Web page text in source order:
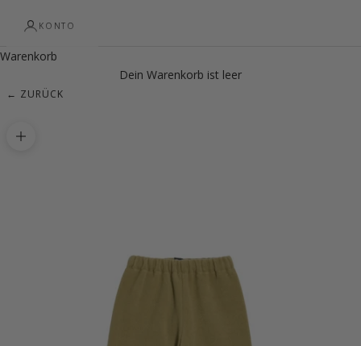
KONTO
Warenkorb
Dein Warenkorb ist leer
← ZURÜCK
Bild vergrößern